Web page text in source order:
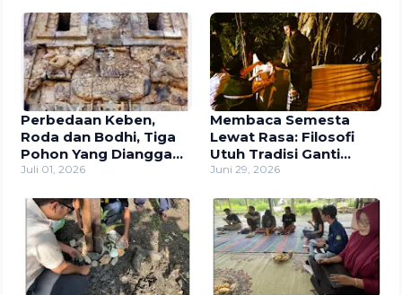
Perbedaan Keben,
Roda dan Bodhi, Tiga
Pohon Yang Dianggap
Sebagai Pohon
Juli 01, 2026
Membaca Semesta
Lewat Rasa: Filosofi
Utuh Tradisi Ganti
Singep dan Sholawat
Wintaos
Juni 29, 2026